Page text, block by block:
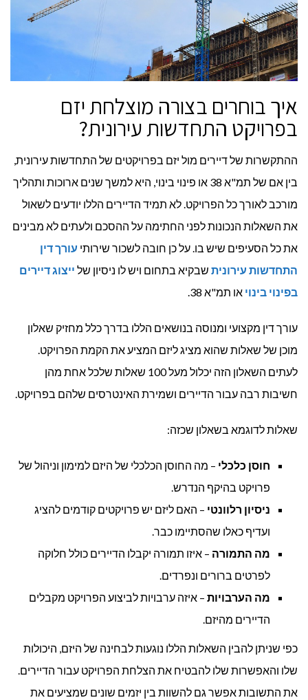
איך בוחרים בצורה מוצלחת יזם
בפרויקט התחדשות עירונית?
ההתקשרות של דיירים מול יזם בפרויקטים של התחדשות עירונית,
בין אם של תמ"א 38 או פינוי בינוי, היא למשך שנים ארוכות ותהליך
מורכב לאורך כל הפרויקט. לא תמיד הדיירים הללו יודעים לשאול
את השאלות הנכונות לפני החתימה על ההסכם ולעתים לא מבינים
את כל הסעיפים שיש בו. על כן חובה לשכור שירותי עורך דין
התחדשות עירונית שבקיא בתחום ויש לו ניסיון של ייצוג דיירים
בפינוי בינוי או תמ"א 38.
עורך דין מקצועי ומנוסה בנושאים הללו בדרך כלל מחזיק שאלון
מוכן של שאלות שהוא מציג ליזם המציע את הקמת הפרויקט.
לעתים השאלון הזה יכלול מעל 100 שאלות שלכל אחת מהן
חשיבות רבה עבור הדיירים ושמירת האינטרסים שלהם בפרויקט.
שאלות לדוגמא בשאלון שכזה:
חוסן כלכלי – מה החוסן הכלכלי של היזם למימון וניהול של
פרויקט בהיקף הנדרש.
ניסיון רלוונטי – האם ליזם יש פרויקטים קודמים להציג
ועדיף כאלו שהסתיימו כבר.
מה התמורה – איזו תמורה יקבלו הדיירים כולל חלוקה
לפרטים ברורים ונפרדים.
מה הערבויות – איזה ערבויות לביצוע הפרויקט מקבלים
הדיירים מהיזם.
כפי שניתן להבין השאלות הללו נוגעות לבחינה של היזם, היכולות
שלו והאפשרות שלו להבטיח את הצלחת הפרויקט עבור הדיירים.
את התשובות אפשר גם להשוות בין יזמים שונים שמציעים את